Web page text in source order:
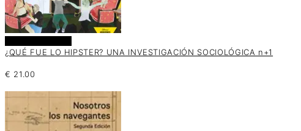
¿QUÉ FUE LO HIPSTER? UNA INVESTIGACIÓN SOCIOLÓGICA n+1
€ 21.00